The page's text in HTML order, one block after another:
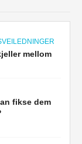
mellom
fikse dem